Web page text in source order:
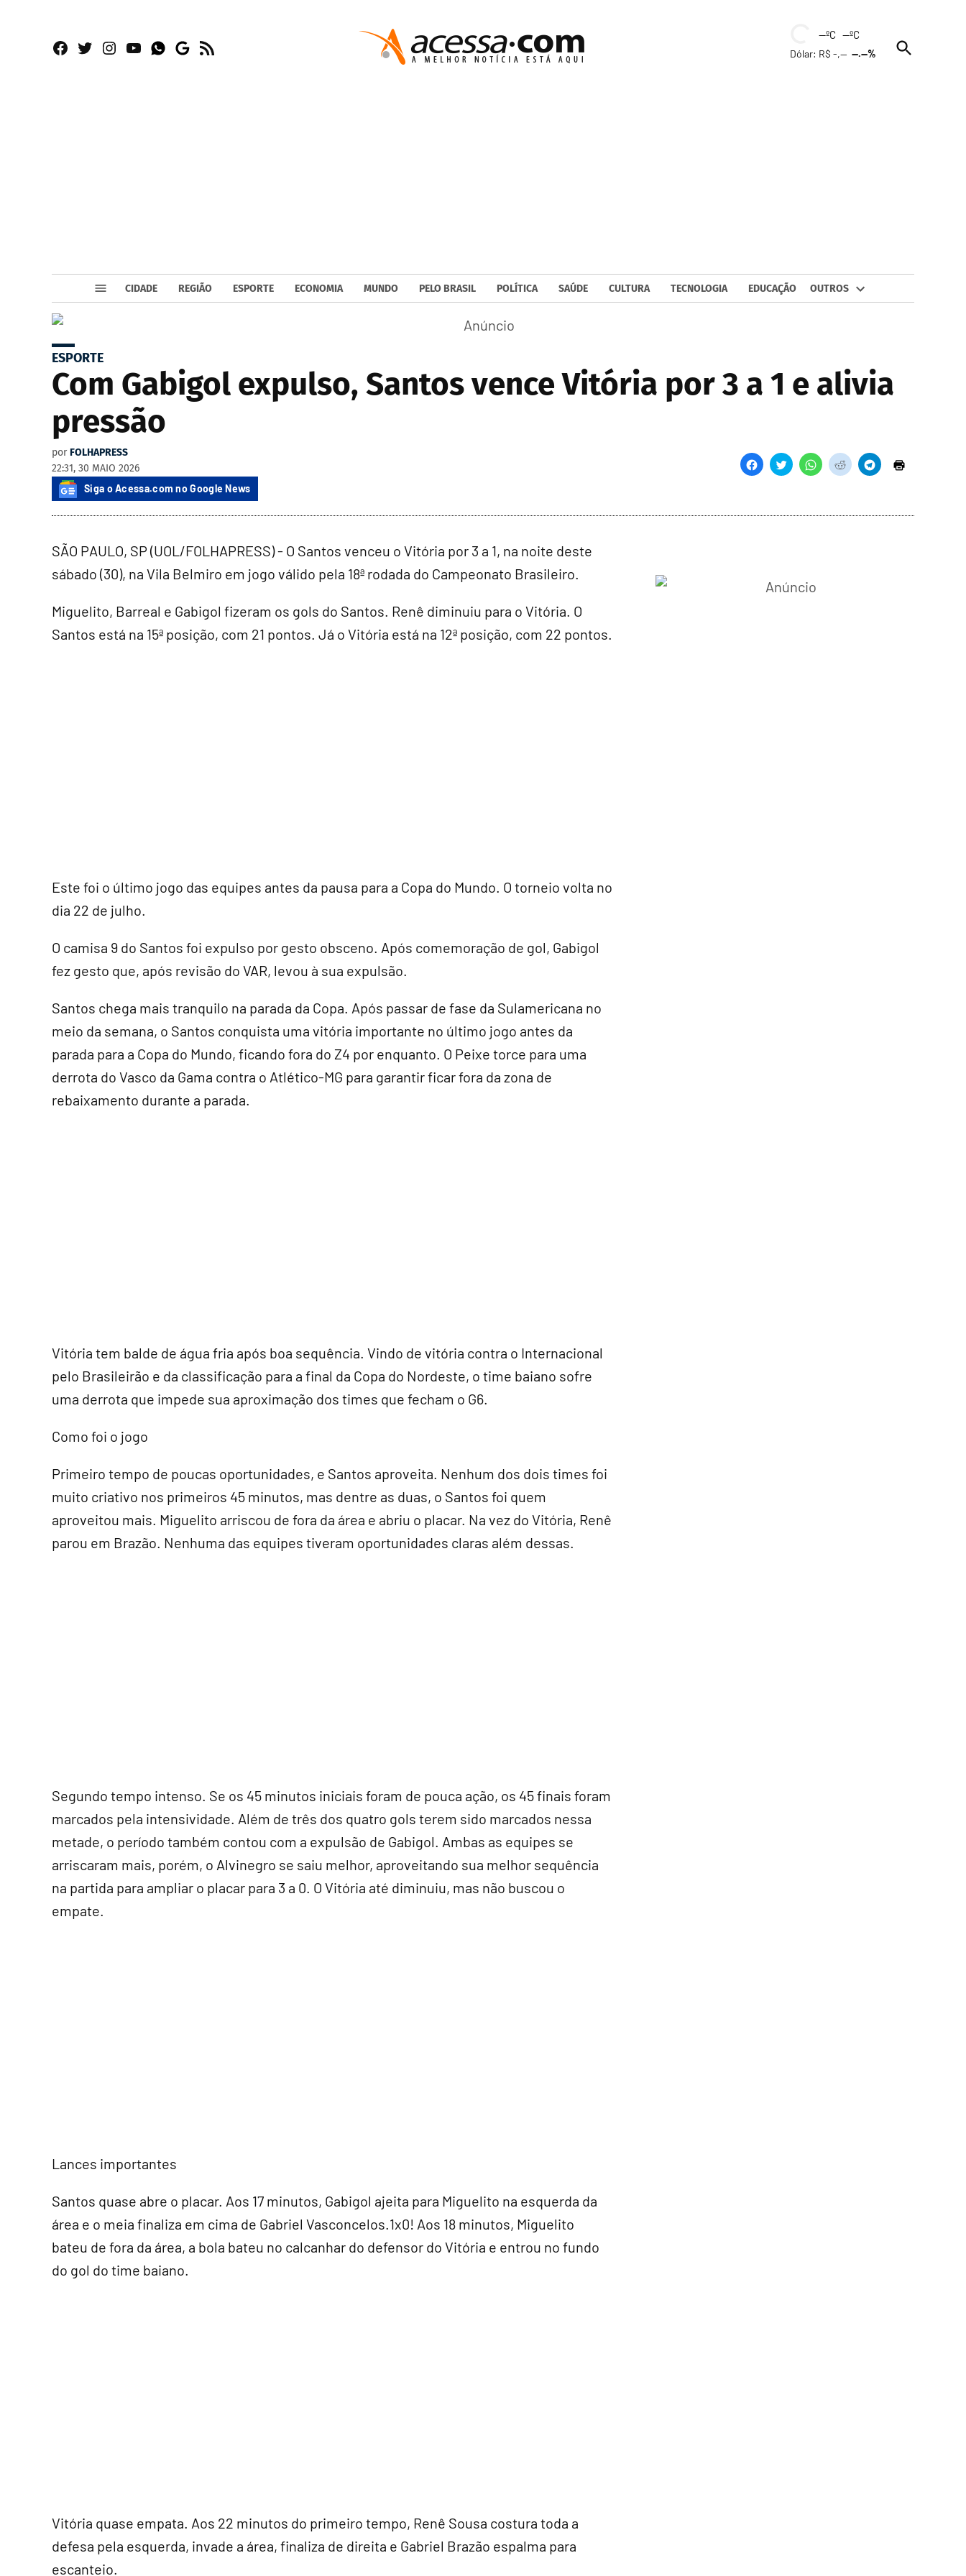
Facebook
TwitterInstagram
YouTubeWhatsapp
Google
RSS
--ºC --ºC
Dólar: R$ -,----.--%
Open
Search
CIDADE REGIÃO ESPORTE ECONOMIA MUNDO PELO BRASIL POLÍTICA SAÚDE CULTURA TECNOLOGIA EDUCAÇÃO OUTROS
ESPORTE
Com Gabigol expulso, Santos vence Vitória por 3 a 1 e alivia
pressão
por FOLHAPRESS
22:31, 30 MAIO 2026
Siga o Acessa.com no Google News
SÃO PAULO, SP (UOL/FOLHAPRESS) - O Santos venceu o Vitória por 3 a 1, na noite deste
sábado (30), na Vila Belmiro em jogo válido pela 18ª rodada do Campeonato Brasileiro.
Miguelito, Barreal e Gabigol fizeram os gols do Santos. Renê diminuiu para o Vitória. O
Santos está na 15ª posição, com 21 pontos. Já o Vitória está na 12ª posição, com 22 pontos.
Este foi o último jogo das equipes antes da pausa para a Copa do Mundo. O torneio volta no
dia 22 de julho.
O camisa 9 do Santos foi expulso por gesto obsceno. Após comemoração de gol, Gabigol
fez gesto que, após revisão do VAR, levou à sua expulsão.
Santos chega mais tranquilo na parada da Copa. Após passar de fase da Sulamericana no
meio da semana, o Santos conquista uma vitória importante no último jogo antes da
parada para a Copa do Mundo, ficando fora do Z4 por enquanto. O Peixe torce para uma
derrota do Vasco da Gama contra o Atlético-MG para garantir ficar fora da zona de
rebaixamento durante a parada.
Vitória tem balde de água fria após boa sequência. Vindo de vitória contra o Internacional
pelo Brasileirão e da classificação para a final da Copa do Nordeste, o time baiano sofre
uma derrota que impede sua aproximação dos times que fecham o G6.
Como foi o jogo
Primeiro tempo de poucas oportunidades, e Santos aproveita. Nenhum dos dois times foi
muito criativo nos primeiros 45 minutos, mas dentre as duas, o Santos foi quem
aproveitou mais. Miguelito arriscou de fora da área e abriu o placar. Na vez do Vitória, Renê
parou em Brazão. Nenhuma das equipes tiveram oportunidades claras além dessas.
Segundo tempo intenso. Se os 45 minutos iniciais foram de pouca ação, os 45 finais foram
marcados pela intensividade. Além de três dos quatro gols terem sido marcados nessa
metade, o período também contou com a expulsão de Gabigol. Ambas as equipes se
arriscaram mais, porém, o Alvinegro se saiu melhor, aproveitando sua melhor sequência
na partida para ampliar o placar para 3 a 0. O Vitória até diminuiu, mas não buscou o
empate.
Lances importantes
Santos quase abre o placar. Aos 17 minutos, Gabigol ajeita para Miguelito na esquerda da
área e o meia finaliza em cima de Gabriel Vasconcelos.1x0! Aos 18 minutos, Miguelito
bateu de fora da área, a bola bateu no calcanhar do defensor do Vitória e entrou no fundo
do gol do time baiano.
Vitória quase empata. Aos 22 minutos do primeiro tempo, Renê Sousa costura toda a
defesa pela esquerda, invade a área, finaliza de direita e Gabriel Brazão espalma para
escanteio.